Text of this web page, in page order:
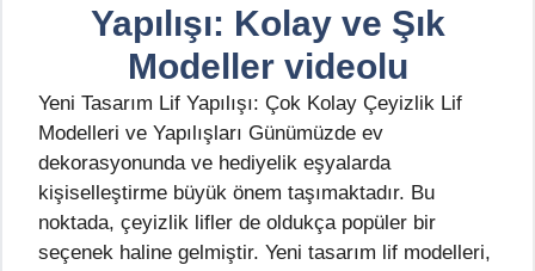
Yapılışı: Kolay ve Şık
Modeller videolu
Yeni Tasarım Lif Yapılışı: Çok Kolay Çeyizlik Lif
Modelleri ve Yapılışları Günümüzde ev
dekorasyonunda ve hediyelik eşyalarda
kişiselleştirme büyük önem taşımaktadır. Bu
noktada, çeyizlik lifler de oldukça popüler bir
seçenek haline gelmiştir. Yeni tasarım lif modelleri,